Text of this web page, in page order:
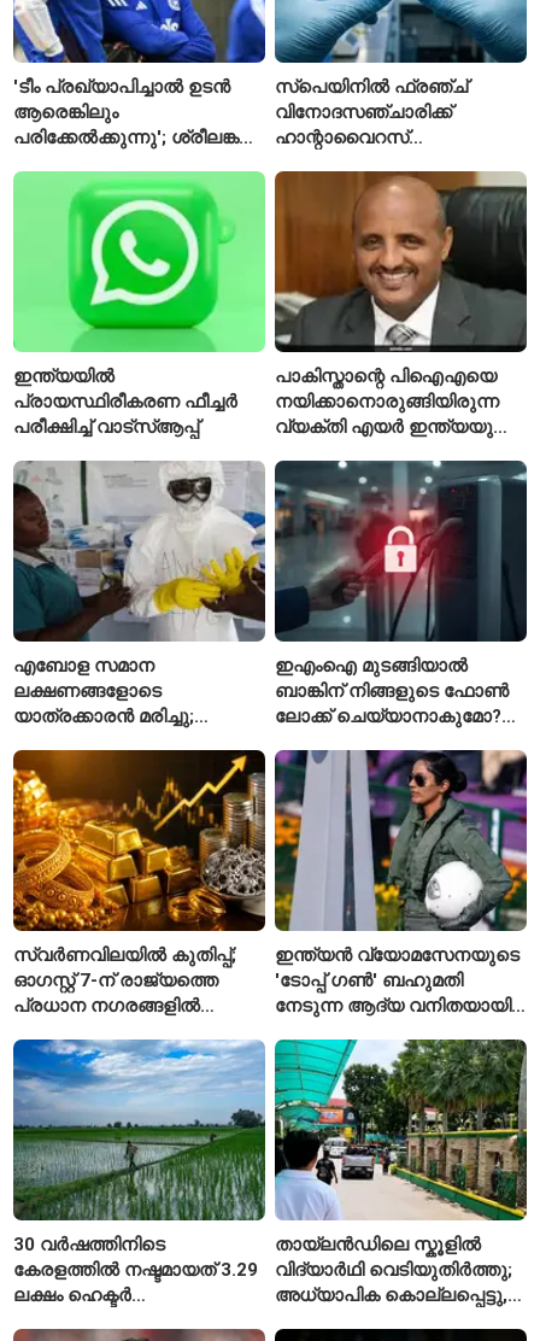
'ടീം പ്രഖ്യാപിച്ചാൽ ഉടൻ
ആരെങ്കിലും
പരിക്കേൽക്കുന്നു'; ശ്രീലങ്കൻ
ടീമിനെ കുറിച്ച് മുൻതാരം
സ്പെയിനിൽ ഫ്രഞ്ച്
വിനോദസഞ്ചാരിക്ക്
ഹാന്റാവൈറസ്
ഐസൊലേഷനിൽ
പ്രവേശിപ്പിച്ചു
ഇന്ത്യയിൽ
പ്രായസ്ഥിരീകരണ ഫീച്ചർ
പരീക്ഷിച്ച് വാട്‌സ്ആപ്പ്
പാകിസ്താന്റെ പിഐഎയെ
നയിക്കാനൊരുങ്ങിയിരുന്ന
വ്യക്തി എയർ ഇന്ത്യയുടെ
എബോള സമാന
ലക്ഷണങ്ങളോടെ
യാത്രക്കാരൻ മരിച്ചു;
യാത്രക്കാരെ
നിരീക്ഷണത്തിൽ
ഇഎംഐ മുടങ്ങിയാൽ
ബാങ്കിന് നിങ്ങളുടെ ഫോൺ
ലോക്ക് ചെയ്യാനാകുമോ?
ചട്ടങ്ങൾ ഇങ്ങനെ
സ്വർണവിലയിൽ കുതിപ്പ്;
ഓഗസ്റ്റ് 7-ന് രാജ്യത്തെ
പ്രധാന നഗരങ്ങളിൽ
ഇന്ത്യൻ വ്യോമസേനയുടെ
'ടോപ്പ് ഗൺ' ബഹുമതി
നേടുന്ന ആദ്യ വനിതയായി
30 വർഷത്തിനിടെ
കേരളത്തിൽ നഷ്ടമായത് 3.29
ലക്ഷം ഹെക്ടർ
തായ്‌ലൻഡിലെ സ്കൂളിൽ
വിദ്യാർഥി വെടിയുതിർത്തു;
അധ്യാപിക കൊല്ലപ്പെട്ടു,